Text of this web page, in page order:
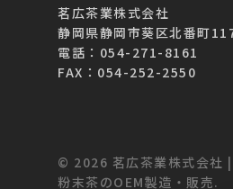
茗広茶業株式会社
静岡県静岡市葵区北番町
電話：054-271-8161
FAX：054-252-2550
© 2026 茗広茶業株式会社 |
粉末茶のOEM製造・販売.